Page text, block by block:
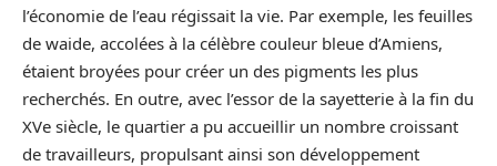
l’économie de l’eau régissait la vie. Par exemple, les feuilles
de waide, accolées à la célèbre couleur bleue d’Amiens,
étaient broyées pour créer un des pigments les plus
recherchés. En outre, avec l’essor de la sayetterie à la fin du
XVe siècle, le quartier a pu accueillir un nombre croissant
de travailleurs, propulsant ainsi son développement